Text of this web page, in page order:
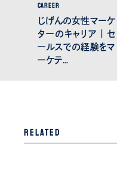
CAREER
じげんの女性マーケ
ターのキャリア ｜ セ
ールスでの経験をマ
ーケテ…
Related